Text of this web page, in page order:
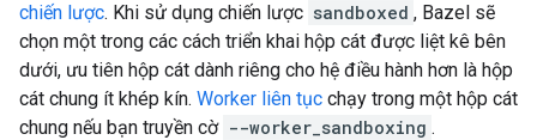
chiến lược. Khi sử dụng chiến lược sandboxed , Bazel sẽ
chọn một trong các cách triển khai hộp cát được liệt kê bên
dưới, ưu tiên hộp cát dành riêng cho hệ điều hành hơn là hộp
cát chung ít khép kín. Worker liên tục chạy trong một hộp cát
chung nếu bạn truyền cờ --worker_sandboxing .